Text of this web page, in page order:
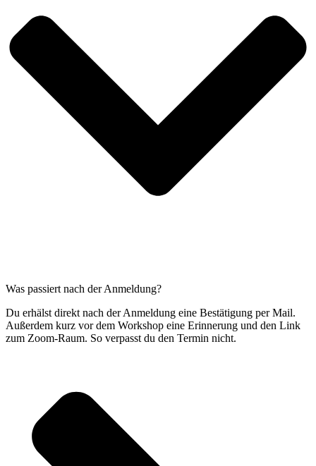
Was passiert nach der Anmeldung?
Du erhälst direkt nach der Anmeldung eine Bestätigung per Mail.
Außerdem kurz vor dem Workshop eine Erinnerung und den Link
zum Zoom-Raum. So verpasst du den Termin nicht.